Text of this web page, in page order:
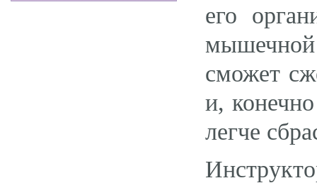
его
сможет
и,
легче